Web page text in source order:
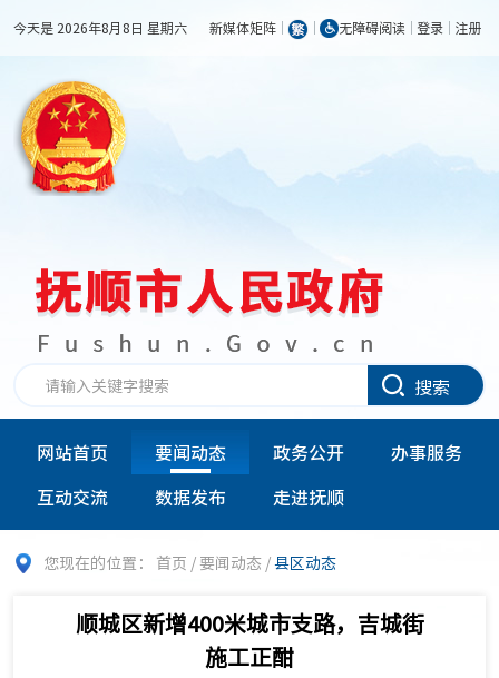
今天是 2026年8月8日 星期六 新媒体矩阵 无障碍阅读 登录 注册
搜索
网站首页 要闻动态 政务公开
办事服务
互动交流
数据发布 走进抚顺
您现在的位置： 首页 / 要闻动态 /县区动态
顺城区新增400米城市支路，吉城街
施工正酣